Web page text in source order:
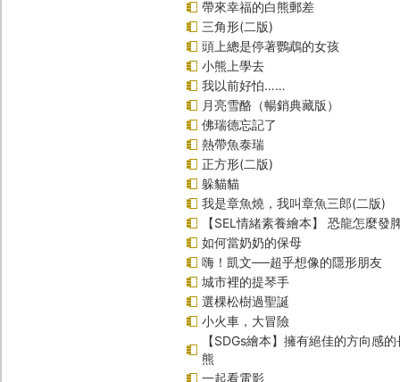
帶來幸福的白熊郵差
三角形(二版)
頭上總是停著鸚鵡的女孩
小熊上學去
我以前好怕……
月亮雪酪（暢銷典藏版）
佛瑞德忘記了
熱帶魚泰瑞
正方形(二版)
躲貓貓
我是章魚燒，我叫章魚三郎(二版)
【SEL情緒素養繪本】 恐龍怎麼發
如何當奶奶的保母
嗨！凱文──超乎想像的隱形朋友
城市裡的提琴手
選棵松樹過聖誕
小火車，大冒險
【SDGs繪本】擁有絕佳的方向感
熊
一起看電影